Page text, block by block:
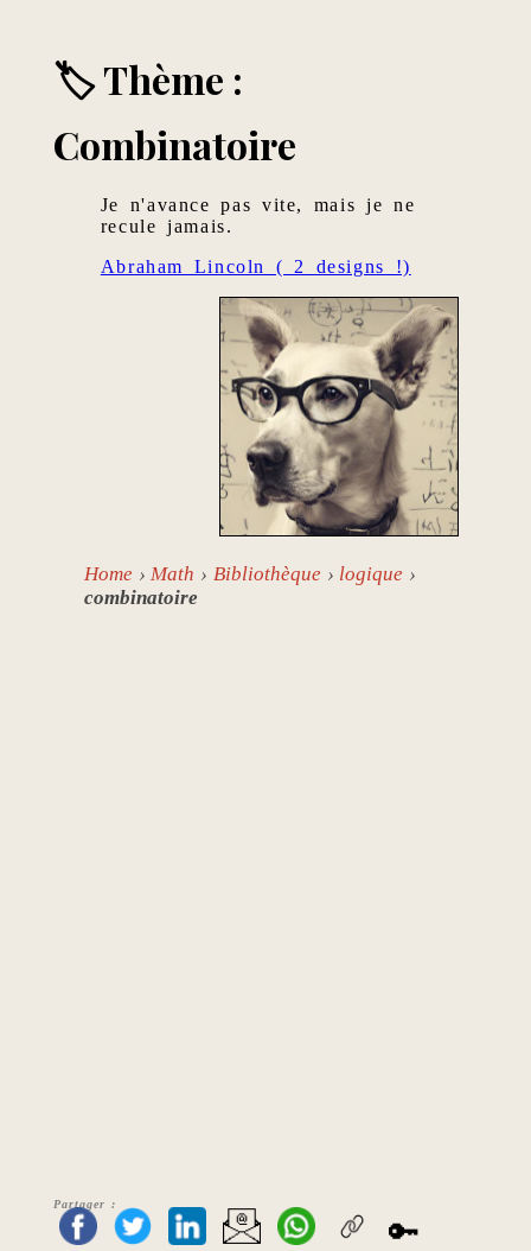
🏷 Thème :
Combinatoire
Je n'avance pas vite, mais je ne
recule jamais.
Abraham Lincoln ( 2 designs !)
Home Math Bibliothèque
logique
combinatoire
Partager :
🔑